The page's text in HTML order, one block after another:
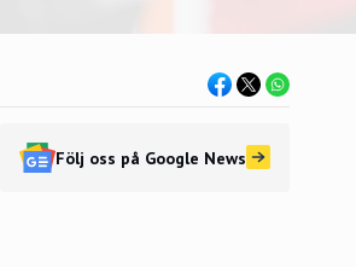
Följ oss på Google News